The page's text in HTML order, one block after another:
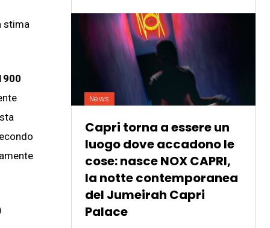
stima
News
Capri torna a essere un
luogo dove accadono le
cose: nasce NOX CAPRI,
la notte contemporanea
del Jumeirah Capri
Palace